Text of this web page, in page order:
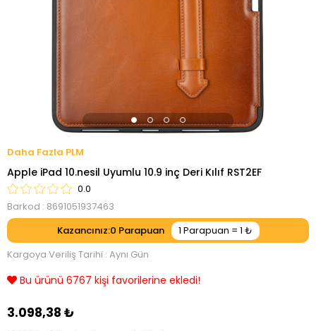
PLM
Apple iPad 10.nesil Uyumlu 10.9 inç Deri Kılıf RST2EF
0.0
Barkod : 8691051937463
Kazancınız:0
Kargoya Veriliş Tarihi : Aynı Gün
Bu ürünü 6767 kişi favorilerine ekledi!
3.098,38 ₺